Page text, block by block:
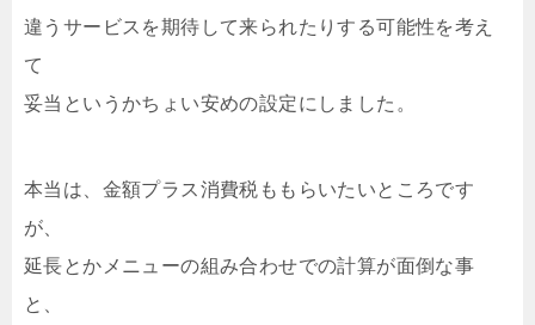
違うサービスを期待して来られたりする可能性を考え
て
妥当というかちょい安めの設定にしました。
本当は、金額プラス消費税ももらいたいところです
が、
延長とかメニューの組み合わせでの計算が面倒な事
と、